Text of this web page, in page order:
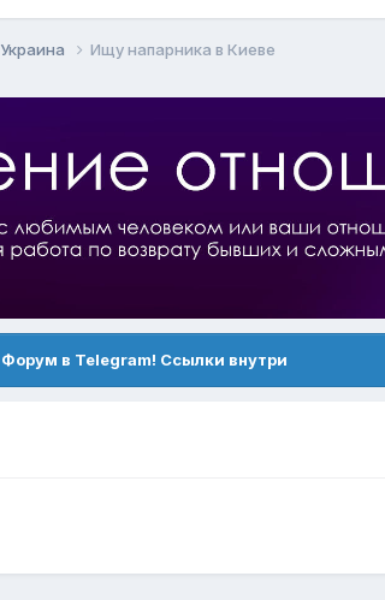
Украина Ищу напарника в Киеве
Форум в Telegram! Ссылки внутри